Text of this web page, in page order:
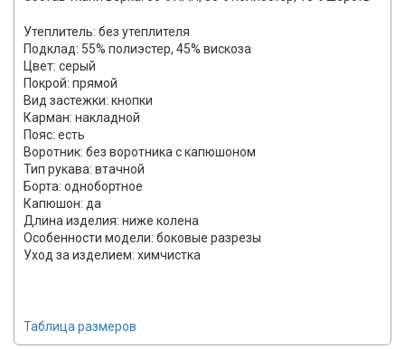
Утеплитель: без утеплителя
Подклад: 55% полиэстер, 45% вискоза
Цвет: серый
Покрой: прямой
Вид застежки: кнопки
Карман: накладной
Пояс: есть
Воротник: без воротника с капюшоном
Тип рукава: втачной
Борта: однобортное
Капюшон: да
Длина изделия: ниже колена
Особенности модели: боковые разрезы
Уход за изделием: химчистка
Таблица размеров